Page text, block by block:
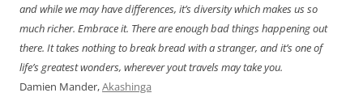
and while we may have differences, it’s diversity which makes us so
much richer. Embrace it. There are enough bad things happening out
there. It takes nothing to break bread with a stranger, and it’s one of
life’s greatest wonders, wherever yout travels may take you.
Damien Mander,Akashinga